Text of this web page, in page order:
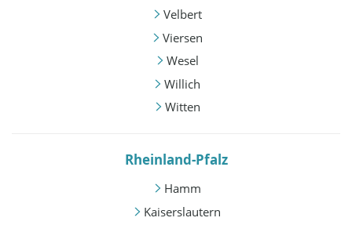
Velbert
Viersen
Wesel
Willich
Witten
Rheinland-Pfalz
Hamm
Kaiserslautern